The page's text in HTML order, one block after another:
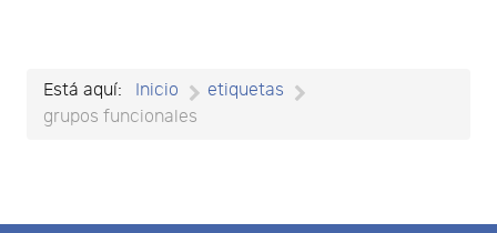
Está aquí: Inicio
etiquetas
grupos funcionales